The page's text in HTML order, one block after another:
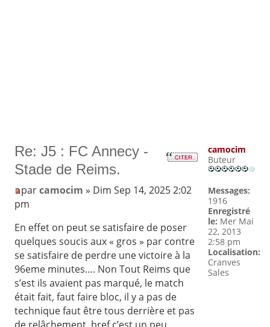
Re: J5 : FC Annecy -
Stade de Reims.
parcamocim » Dim Sep 14, 2025 2:02
pm
En effet on peut se satisfaire de poser
quelques soucis aux « gros » par contre
se satisfaire de perdre une victoire à la
96eme minutes…. Non Tout Reims que
s’est ils avaient pas marqué, le match
était fait, faut faire bloc, il y a pas de
technique faut être tous derrière et pas
camocim
Buteur
Messages:
1916
Enregistré
le: Mer Mai
22, 2013
2:58 pm
Localisation:
Cranves
Sales